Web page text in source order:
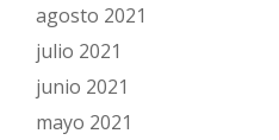
agosto 2021
julio 2021
junio 2021
mayo 2021